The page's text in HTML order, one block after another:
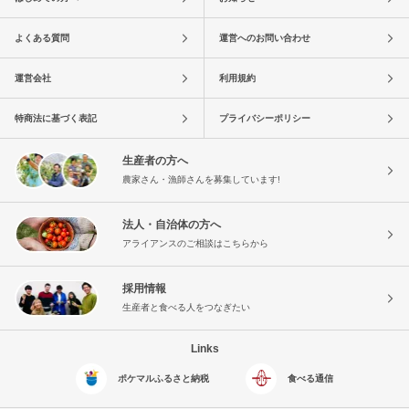
よくある質問 運営へのお問い合わせ
運営会社 利用規約
特商法に基づく表記 プライバシーポリシー
生産者の方へ
農家さん・漁師さんを募集しています!
法人・自治体の方へ
アライアンスのご相談はこちらから
採用情報
生産者と食べる人をつなぎたい
Links
ポケマルふるさと納税 食べる通信